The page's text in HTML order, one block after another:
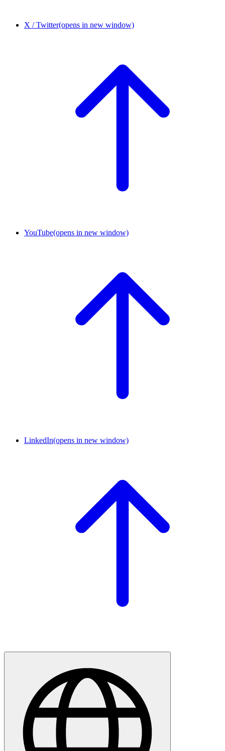
X / Twitter(opens in new window)
YouTube(opens in new window)
LinkedIn(opens in new window)